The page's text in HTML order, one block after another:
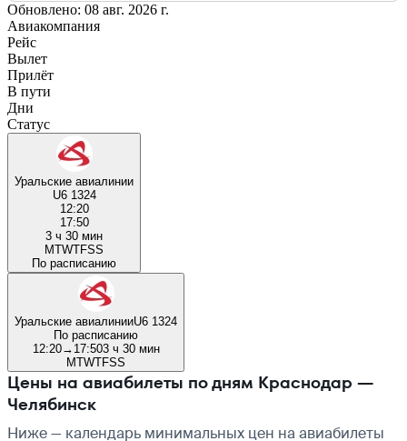
Обновлено: 08 авг. 2026 г.
Авиакомпания
Рейс
Вылет
Прилёт
В пути
Дни
Статус
Уральские авиалинии
U6 1324
12:20
17:50
3 ч 30 мин
MTWTFSS
По расписанию
Уральские авиалинииU6 1324
По расписанию
12:20→ 17:503 ч 30 мин
MTWTFSS
Цены на авиабилеты по дням Краснодар —
Челябинск
Ниже — календарь минимальных цен на авиабилеты